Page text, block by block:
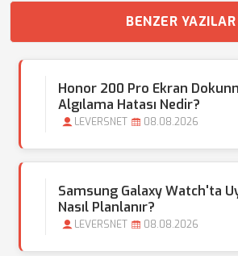
BENZER YAZILAR
Honor 200 Pro Ekran
Algılama Hatası Nedir?
LEVERSNET 08.08.2026
Samsung Galaxy Watch'ta
Nasıl Planlanır?
LEVERSNET 08.08.2026